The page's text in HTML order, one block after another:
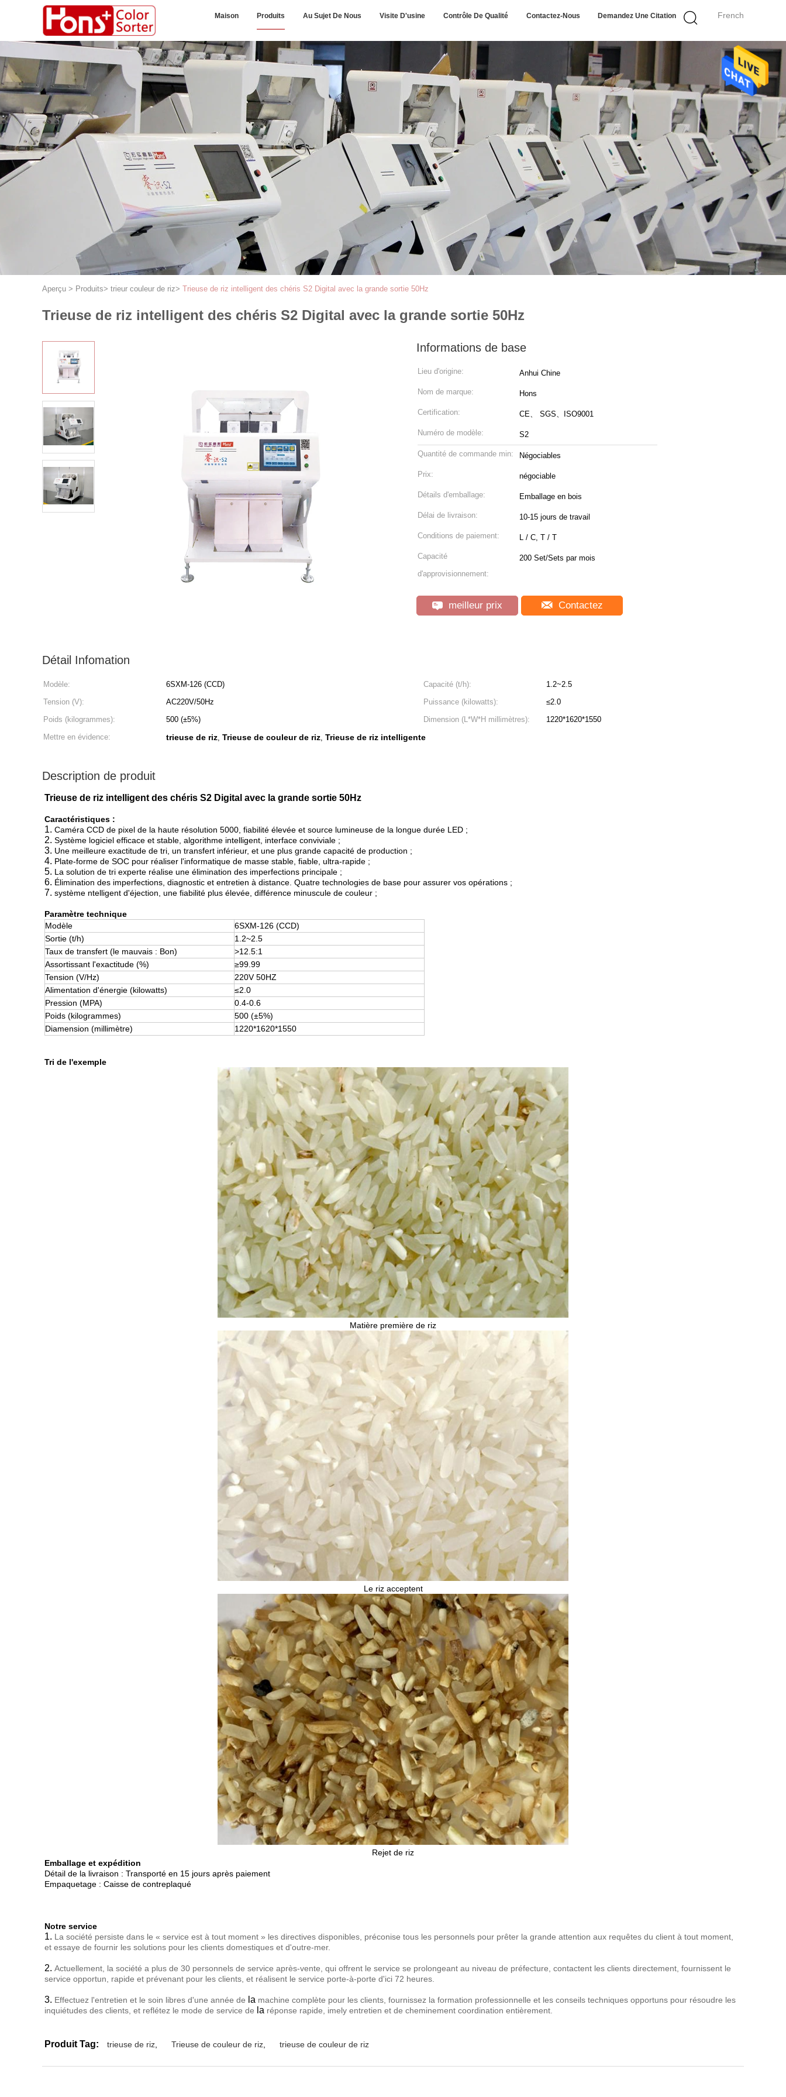
French
Maison Produits Au Sujet De Nous Visite D'usine Contrôle De Qualité Contactez-Nous Demandez Une Citation
Aperçu > Produits> trieur couleur de riz> Trieuse de riz intelligent des chéris S2 Digital avec la grande sortie 50Hz
Trieuse de riz intelligent des chéris S2 Digital avec la grande sortie 50Hz
Informations de base
Lieu d'origine: Anhui Chine
Nom de marque: Hons
Certification: CE、 SGS、ISO9001
Numéro de modèle: S2
Quantité de commande min: Négociables
Prix: négociable
Détails d'emballage: Emballage en bois
Délai de livraison: 10-15 jours de travail
Conditions de paiement: L / C, T / T
Capacité
d'approvisionnement:
200 Set/Sets par mois
meilleur prix Contactez
Détail Infomation
Modèle: 6SXM-126 (CCD) Capacité (t/h):
1.2~2.5
Tension (V):
AC220V/50Hz Puissance (kilowatts):
≤2.0
Poids (kilogrammes):
500 (±5%) Dimension (L*W*H millimètres):
1220*1620*1550
Mettre en évidence:
trieuse de riz, Trieuse de couleur de riz, Trieuse de riz intelligente
Description de produit
Trieuse de riz intelligent des chéris S2 Digital avec la grande sortie 50Hz
Caractéristiques :
1. Caméra CCD de pixel de la haute résolution 5000, fiabilité élevée et source lumineuse de la longue durée LED ;
2. Système logiciel efficace et stable, algorithme intelligent, interface conviviale ;
3. Une meilleure exactitude de tri, un transfert inférieur, et une plus grande capacité de production ;
4. Plate-forme de SOC pour réaliser l'informatique de masse stable, fiable, ultra-rapide ;
5. La solution de tri experte réalise une élimination des imperfections principale ;
6. Élimination des imperfections, diagnostic et entretien à distance. Quatre technologies de base pour assurer vos opérations ;
7. système ntelligent d'éjection, une fiabilité plus élevée, différence minuscule de couleur ;
Paramètre technique
Modèle
6SXM-126 (CCD)
Sortie (t/h)
1.2~2.5
Taux de transfert (le mauvais : Bon)
>12.5:1
Assortissant l'exactitude (%)
≥99.99
Tension (V/Hz)
220V 50HZ
Alimentation d'énergie (kilowatts)
≤2.0
Pression (MPA)
0.4-0.6
Poids (kilogrammes)
500 (±5%)
Diamension (millimètre)
1220*1620*1550
Tri de l'exemple
Matière première de riz
Le riz acceptent
Rejet de riz
Emballage et expédition
Détail de la livraison : Transporté en 15 jours après paiement
Empaquetage : Caisse de contreplaqué
Notre service
1. La société persiste dans le « service est à tout moment » les directives disponibles, préconise tous les personnels pour prêter la grande attention aux requêtes du client à tout moment,
et essaye de fournir les solutions pour les clients domestiques et d'outre-mer.
2. Actuellement, la société a plus de 30 personnels de service après-vente, qui offrent le service se prolongeant au niveau de préfecture, contactent les clients directement, fournissent le
service opportun, rapide et prévenant pour les clients, et réalisent le service porte-à-porte d'ici 72 heures.
3. Effectuez l'entretien et le soin libres d'une année de la machine complète pour les clients, fournissez la formation professionnelle et les conseils techniques opportuns pour résoudre les
inquiétudes des clients, et reflétez le mode de service de la réponse rapide, imely entretien et de cheminement coordination entièrement.
Produit Tag: trieuse de riz Trieuse de couleur de riz trieuse de couleur de riz